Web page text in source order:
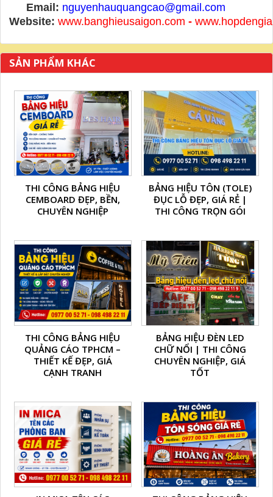
Email: nguyenhauquangcao@gmail.com
Website: www.banghieusaigon.com -
SẢN PHẨM KHÁC
THI CÔNG BẢNG HIỆU
CEMBOARD ĐẸP, BỀN,
CHUYÊN NGHIỆP
BẢNG HIỆU TÔN (TOLE)
ĐỤC LỖ ĐẸP, GIÁ RẺ |
THI CÔNG TRỌN GÓI
THI CÔNG BẢNG HIỆU
QUẢNG CÁO TPHCM –
THIẾT KẾ ĐẸP, GIÁ
CẠNH TRANH
BẢNG HIỆU ĐÈN LED
CHỮ NỔI | THI CÔNG
CHUYÊN NGHIỆP, GIÁ
TỐT